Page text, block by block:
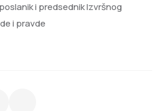
i predsednik Izvršnog
i pravde